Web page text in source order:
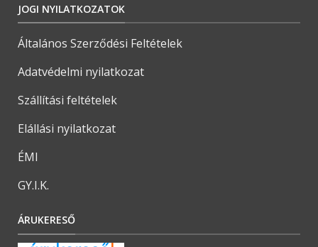
JOGI NYILATKOZATOK
Általános Szerződési Feltételek
Adatvédelmi nyilatkozat
Szállítási feltételek
Elállási nyilatkozat
ÉMI
GY.I.K.
ÁRUKERESŐ